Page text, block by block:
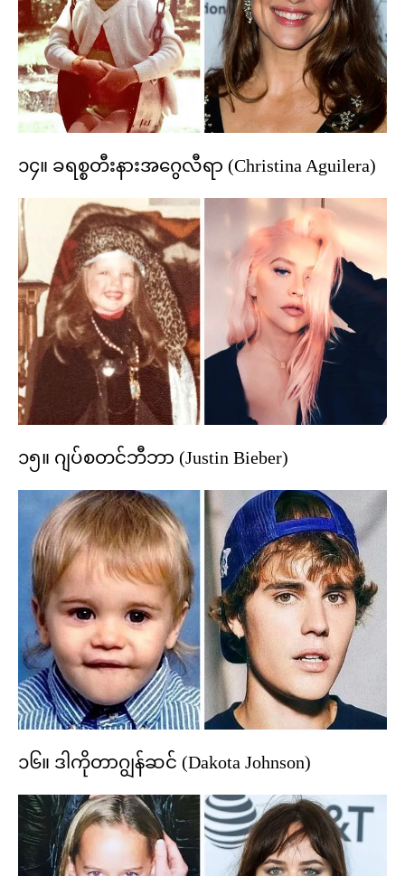
၁၄။ ခရစ္စတီးနားအဂွေလီရာ (Christina Aguilera)
၁၅။ ဂျပ်စတင်ဘီဘာ (Justin Bieber)
၁၆။ ဒါကိုတာဂျွန်ဆင် (Dakota Johnson)